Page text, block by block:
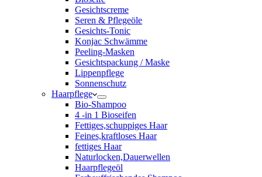
Gesichtscreme
Seren & Pflegeöle
Gesichts-Tonic
Konjac Schwämme
Peeling-Masken
Gesichtspackung / Maske
Lippenpflege
Sonnenschutz
Haarpflege
Bio-Shampoo
4 -in 1 Bioseifen
Fettiges,schuppiges Haar
Feines,kraftloses Haar
fettiges Haar
Naturlocken,Dauerwellen
Haarpflegeöl